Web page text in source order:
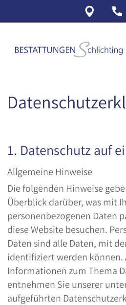
ÜBER UNS
Philosophie
Partner
TRAUERFALL
Bestattungs- und Grabarten
Trauerfloristik
Trauermusik
Erinnerungsstücke
Friedhöfe
WEGWEISER
Erbrecht
BESTATTUNGSVORSORGE
Finanzierung
1. Datenschutz auf
Allgemeine Hinweise
Die folgenden Hinweise
Überblick darüber, was mit
personenbezogenen Daten
diese Website besuchen.
Daten sind alle Daten, mit
identifiziert werden können.
Informationen zum Thema
entnehmen Sie unserer
aufgeführten